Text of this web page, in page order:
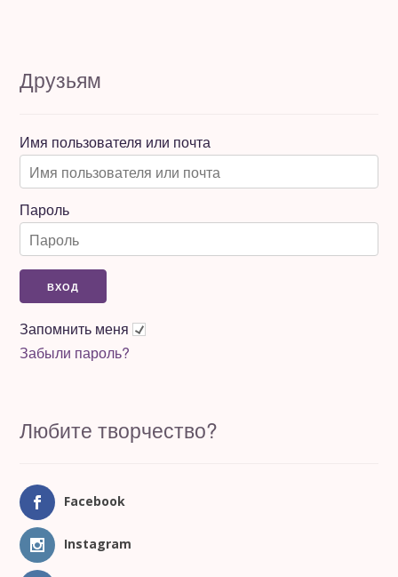
Друзьям
Имя пользователя или почта
Пароль
Запомнить меня
Забыли пароль?
Любите творчество?
Facebook
Instagram